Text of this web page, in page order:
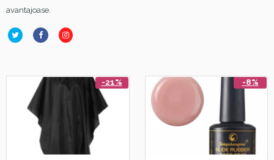
avantajoase.
-21% -8%